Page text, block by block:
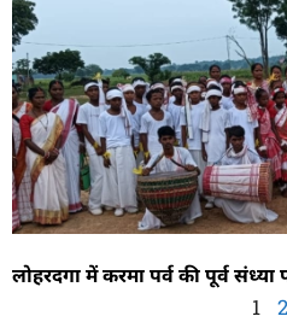
लोहरदगा में करमा पर्व की पूर्व संध्या
1 2